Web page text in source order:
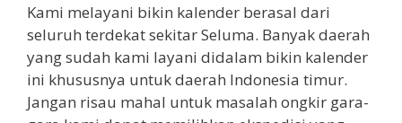
Kami melayani bikin kalender berasal dari
seluruh terdekat sekitar Seluma. Banyak daerah
yang sudah kami layani didalam bikin kalender
ini khususnya untuk daerah Indonesia timur.
Jangan risau mahal untuk masalah ongkir gara-